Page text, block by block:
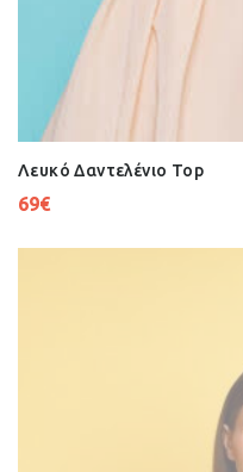
Λευκό Δαντελένιο Top
69€